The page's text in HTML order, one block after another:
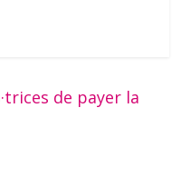
de payer la